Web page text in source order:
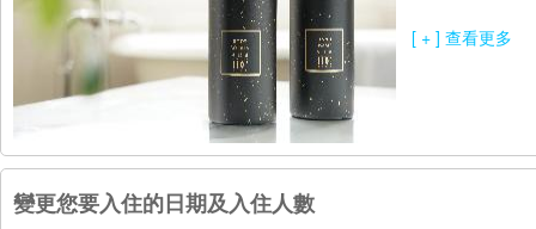
[ + ] 查看更多
變更您要入住的日期及入住人數